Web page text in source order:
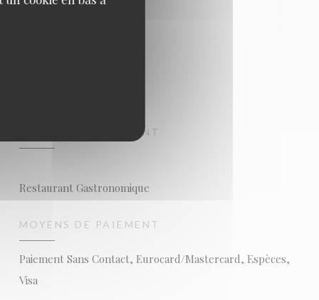
TYPE DE RESTAURANT
Restaurant Gastronomique
MOYENS DE PAIEMENT
Paiement Sans Contact, Eurocard/Mastercard, Espèces,
Visa